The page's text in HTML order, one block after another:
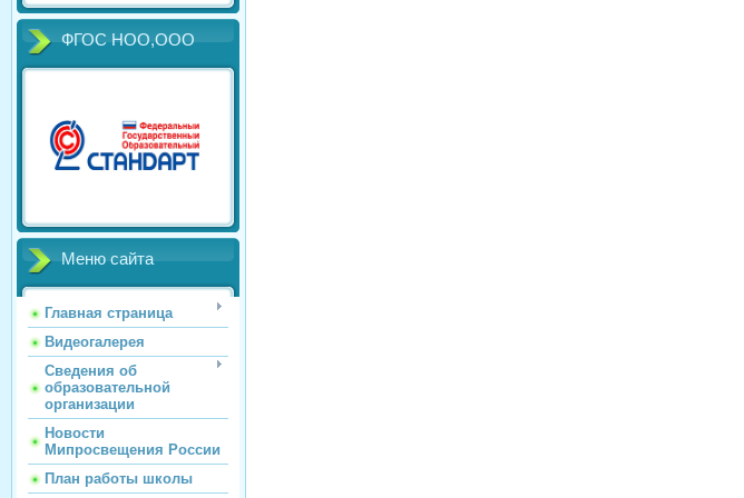
ФГОС НОО,ООО
Меню сайта
Главная страница
Видеогалерея
Сведения об
образовательной
организации
Новости
Мипросвещения России
План работы школы